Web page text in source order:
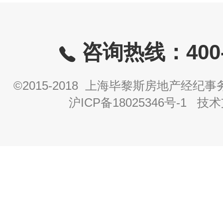
咨询热线：
©2015-2018 上海毕黎斯房地产经纪事
沪ICP备18025346号-1 技术